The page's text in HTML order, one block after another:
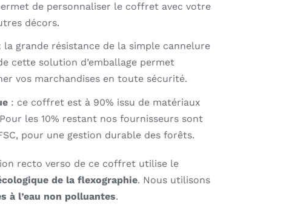
de personnaliser le coffret avec votre
décors.
la grande résistance de la simple cannelure
cette solution d’emballage permet
vos marchandises en toute sécurité.
: ce coffret est à 90% issu de matériaux
les 10% restant nos fournisseurs sont
pour une gestion durable des forêts.
recto verso de ce coffret utilise le
de la flexographie. Nous utilisons
à l’eau non polluantes.